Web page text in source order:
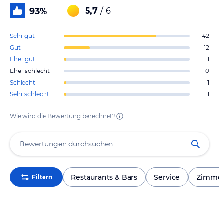
93% 5,7 / 6
Sehr gut
42
Gut
12
Eher gut
1
Eher schlecht
0
Schlecht
1
Sehr schlecht
1
Wie wird die Bewertung berechnet?
Filtern Restaurants & Bars Service